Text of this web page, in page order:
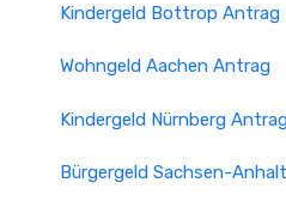
Kindergeld Bottrop Antrag
Wohngeld Aachen Antrag
Kindergeld Nürnberg
Bürgergeld Sachsen-